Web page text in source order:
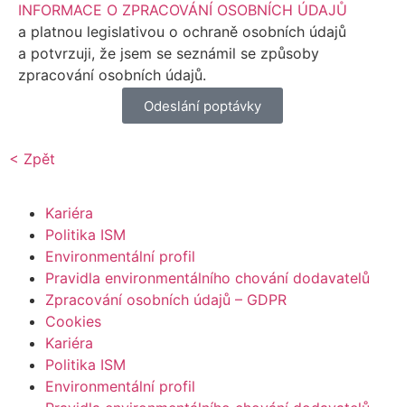
INFORMACE O ZPRACOVÁNÍ OSOBNÍCH ÚDAJŮ
a platnou legislativou o ochraně osobních údajů
a potvrzuji, že jsem se seznámil se způsoby
zpracování osobních údajů.
Odeslání poptávky
< Zpět
Kariéra
Politika ISM
Environmentální profil
Pravidla environmentálního chování dodavatelů
Zpracování osobních údajů – GDPR
Cookies
Kariéra
Politika ISM
Environmentální profil